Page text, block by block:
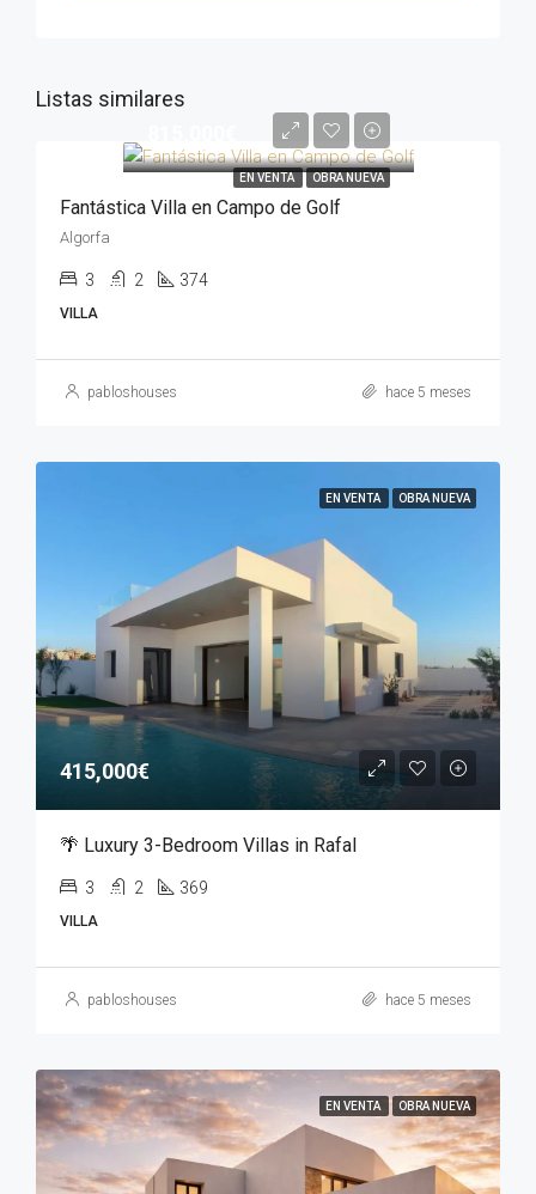
Listas similares
EN VENTA OBRA NUEVA
Fantástica Villa en Campo de Golf
Algorfa
3 2 374
VILLA
pabloshouses hace 5 meses
EN VENTA OBRA NUEVA
415,000€
🌴 Luxury 3-Bedroom Villas in Rafal
3 2 369
VILLA
pabloshouses hace 5 meses
EN VENTA OBRA NUEVA